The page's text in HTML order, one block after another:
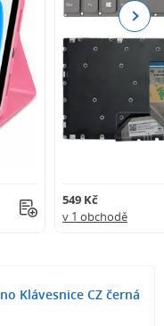
549 Kč
v 1 obchodě
Next
Klávesnice CZ černá